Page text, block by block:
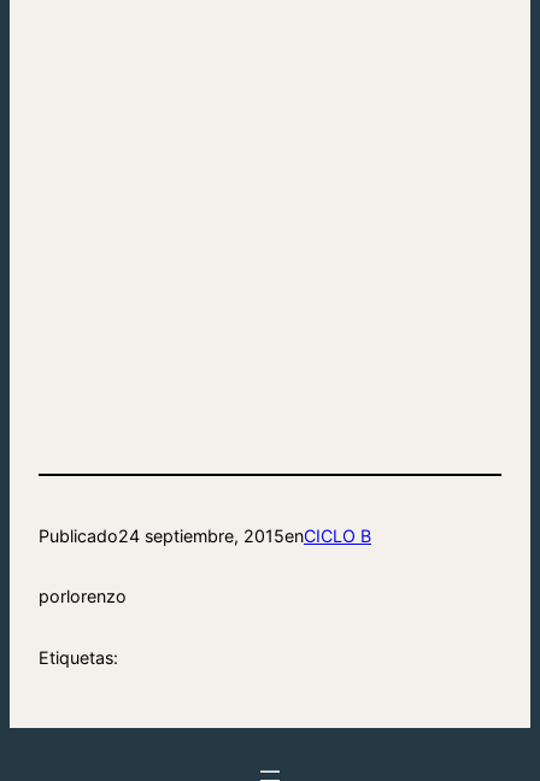
Publicado24 septiembre, 2015enCICLO B
porlorenzo
Etiquetas: